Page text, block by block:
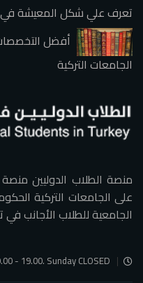
تعرف علي شكل المعيشة في
أفضل
الجامعات التركية
منصة الطلاب الدوليين
على الجامعات التركية
الجامعية للطلاب الأجانب في
- 19.00. Sunday CLOSED